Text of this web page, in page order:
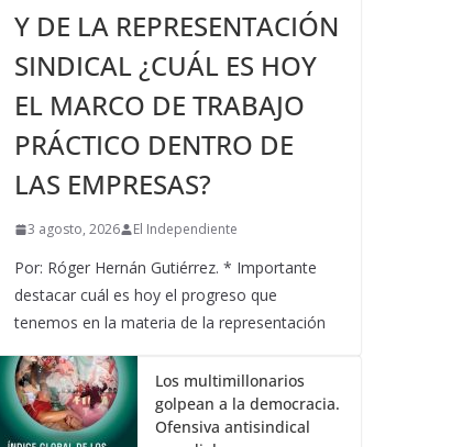
Y DE LA REPRESENTACIÓN
SINDICAL ¿CUÁL ES HOY
EL MARCO DE TRABAJO
PRÁCTICO DENTRO DE
LAS EMPRESAS?
3 agosto, 2026 El Independiente
Por: Róger Hernán Gutiérrez. * Importante
destacar cuál es hoy el progreso que
tenemos en la materia de la representación
Los multimillonarios
golpean a la democracia.
Ofensiva antisindical